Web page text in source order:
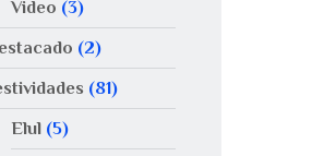
Video (3)
(2)
(81)
Elul(5)